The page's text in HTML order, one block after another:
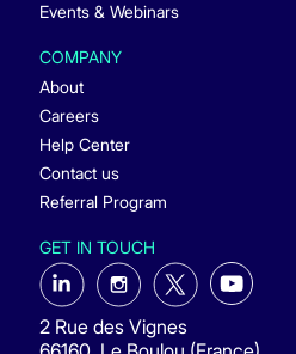
Events & Webinars
COMPANY
About
Careers
Help Center
Contact us
Referral Program
GET IN TOUCH
2 Rue des Vignes